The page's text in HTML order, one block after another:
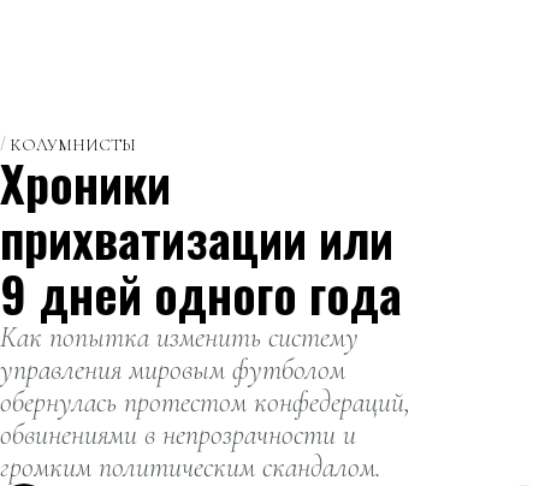
КОЛУМНИСТЫ
Хроники
прихватизации или
9 дней одного года
Как попытка изменить систему
управления мировым футболом
обернулась протестом конфедераций,
обвинениями в непрозрачности и
громким политическим скандалом.